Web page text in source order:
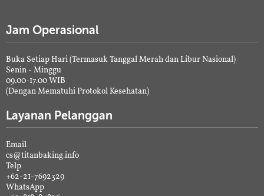
Jam Operasional
Buka Setiap Hari (Termasuk Tanggal Merah dan Libur Nasional)
Senin - Minggu
09.00-17.00 WIB
(Dengan Mematuhi Protokol Kesehatan)
Layanan Pelanggan
Email
cs@titanbaking.info
Telp
+62-21-7692329
WhatsApp